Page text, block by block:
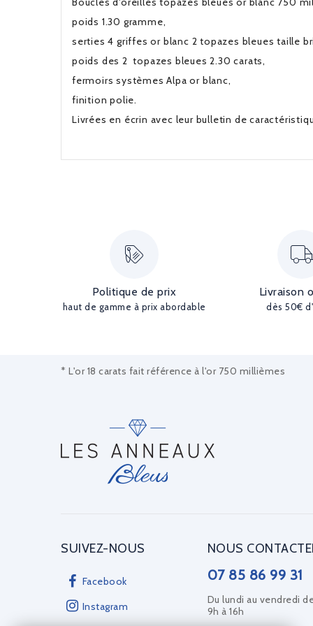
poids 1.30 gramme,
serties 4 griffes or blanc 2 topazes bleues taille
poids des 2 topazes bleues 2.30 carats,
fermoirs systèmes Alpa or blanc,
finition polie.
Livrées en écrin avec leur bulletin de
Politique de prix
haut de gamme à prix abordable
Livraison
dès 50€
* L'or 18 carats fait référence à l'or 750 millièmes
SUIVEZ-NOUS
Facebook
Instagram
NOUS
07 85 86 99 31
Du lundi au vendredi
9h à 16h